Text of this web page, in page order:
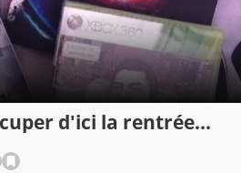
d'ici la rentrée...